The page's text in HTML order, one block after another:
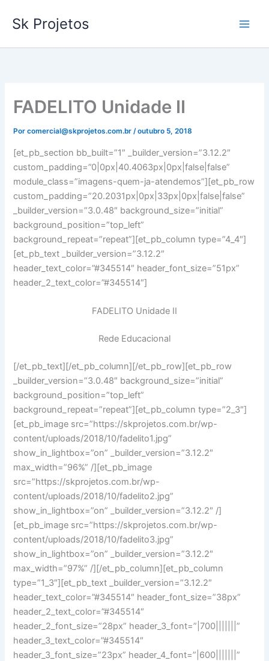
para
conteúdo
Sk Projetos
FADELITO Unidade II
Porcomercial@skprojetos.com.br/outubro 5, 2018
[et_pb_section bb_built=”1″ _builder_version=”3.12.2″
custom_padding=”0|0px|40.4063px|0px|false|false”
module_class=”imagens-quem-ja-atendemos”][et_pb_row
custom_padding=”20.2031px|0px|33px|0px|false|false”
_builder_version=”3.0.48″ background_size=”initial”
background_position=”top_left”
background_repeat=”repeat”][et_pb_column type=”4_4″]
[et_pb_text _builder_version=”3.12.2″
header_text_color=”#345514″ header_font_size=”51px”
header_2_text_color=”#345514″]
FADELITO Unidade II
Rede Educacional
[/et_pb_text][/et_pb_column][/et_pb_row][et_pb_row
_builder_version=”3.0.48″ background_size=”initial”
background_position=”top_left”
background_repeat=”repeat”][et_pb_column type=”2_3″]
[et_pb_image src=”https://skprojetos.com.br/wp-
content/uploads/2018/10/fadelito1.jpg”
show_in_lightbox=”on” _builder_version=”3.12.2″
max_width=”96%” /][et_pb_image
src=”https://skprojetos.com.br/wp-
content/uploads/2018/10/fadelito2.jpg”
show_in_lightbox=”on” _builder_version=”3.12.2″ /]
[et_pb_image src=”https://skprojetos.com.br/wp-
content/uploads/2018/10/fadelito3.jpg”
show_in_lightbox=”on” _builder_version=”3.12.2″
max_width=”97%” /][/et_pb_column][et_pb_column
type=”1_3″][et_pb_text _builder_version=”3.12.2″
header_text_color=”#345514″ header_font_size=”38px”
header_2_text_color=”#345514″
header_2_font_size=”28px” header_3_font=”|700|||||||”
header_3_text_color=”#345514″
header_3_font_size=”23px” header_4_font=”|600|||||||”